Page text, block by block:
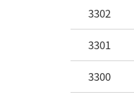
3302
3301
3300